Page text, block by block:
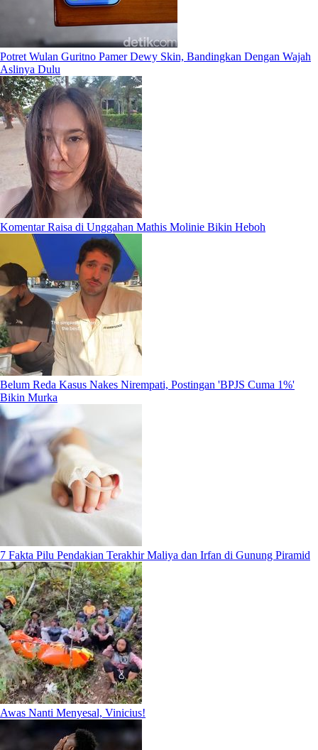
Potret Wulan Guritno Pamer Dewy Skin, Bandingkan Dengan Wajah
Aslinya Dulu
Komentar Raisa di Unggahan Mathis Molinie Bikin Heboh
Belum Reda Kasus Nakes Nirempati, Postingan 'BPJS Cuma 1%'
Bikin Murka
7 Fakta Pilu Pendakian Terakhir Maliya dan Irfan di Gunung Piramid
Awas Nanti Menyesal, Vinicius!